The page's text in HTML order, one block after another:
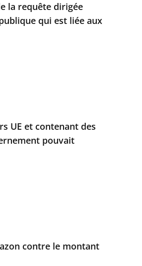
la requête dirigée
qui est liée aux
UE et contenant des
pouvait
contre le montant